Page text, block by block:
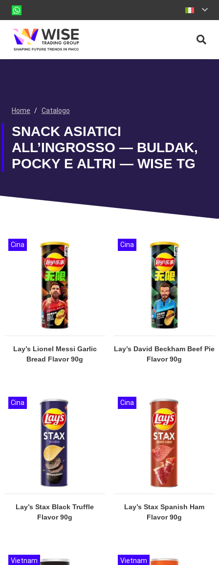
Home / Catalogo
SNACK ASIATICI
ALL’INGROSSO — BULDAK,
POCKY E ALTRI — WISE TG
Lay’s Lionel Messi Garlic
Bread Flavor 90g
Cina
Lay’s David Beckham Beef Pie
Flavor 90g
Cina
Lay’s Stax Black Truffle
Flavor 90g
Cina
Lay’s Stax Spanish Ham
Flavor 90g
Cina
Vietnam Vietnam